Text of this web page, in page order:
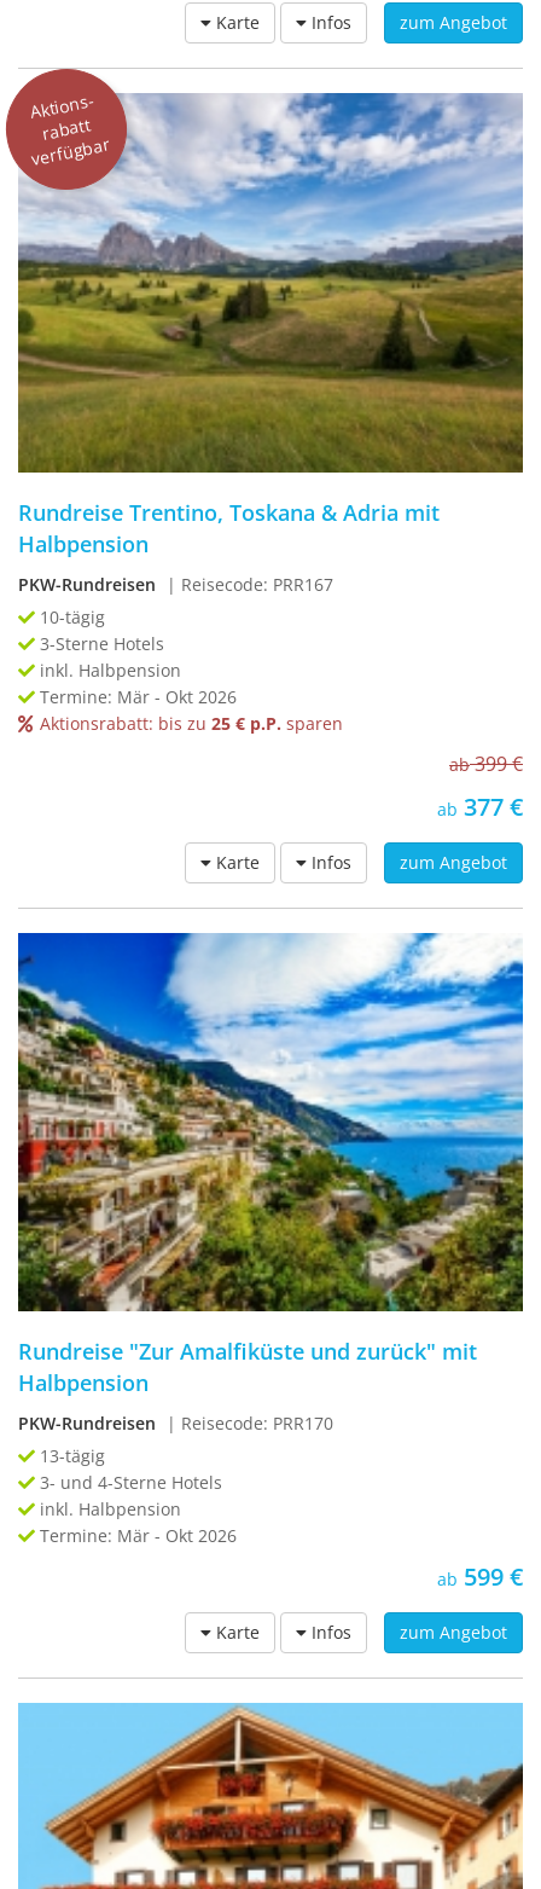
Karte Infos zum Angebot
Aktions-
rabatt
verfügbar
Rundreise Trentino, Toskana & Adria mit
Halbpension
PKW-Rundreisen
| Reisecode: PRR167
10-tägig
3-Sterne Hotels
inkl. Halbpension
Termine: Mär - Okt 2026
Aktionsrabatt: bis zu 25 € p.P. sparen
ab399 €
ab 377 €
Karte Infos zum Angebot
Rundreise "Zur Amalfiküste und zurück" mit
Halbpension
PKW-Rundreisen
| Reisecode: PRR170
13-tägig
3- und 4-Sterne Hotels
inkl. Halbpension
Termine: Mär - Okt 2026
ab 599 €
Karte Infos zum Angebot